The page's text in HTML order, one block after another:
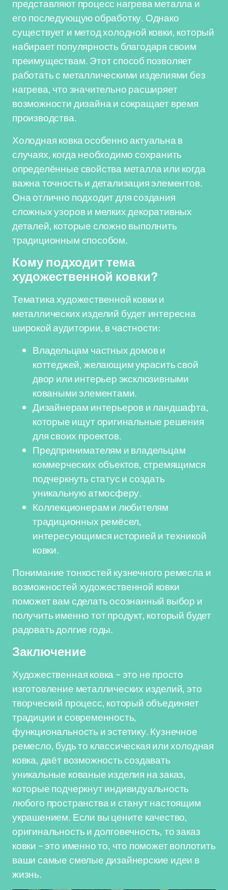
представляют процесс нагрева металла и
его последующую обработку. Однако
существует и метод холодной ковки, который
набирает популярность благодаря своим
преимуществам. Этот способ позволяет
работать с металлическими изделиями без
нагрева, что значительно расширяет
возможности дизайна и сокращает время
производства.
Холодная ковка особенно актуальна в
случаях, когда необходимо сохранить
определённые свойства металла или когда
важна точность и детализация элементов.
Она отлично подходит для создания
сложных узоров и мелких декоративных
деталей, которые сложно выполнить
традиционным способом.
Кому подходит тема
художественной ковки?
Тематика художественной ковки и
металлических изделий будет интересна
широкой аудитории, в частности:
Владельцам частных домов и
коттеджей, желающим украсить свой
двор или интерьер эксклюзивными
коваными элементами.
Дизайнерам интерьеров и ландшафта,
которые ищут оригинальные решения
для своих проектов.
Предпринимателям и владельцам
коммерческих объектов, стремящимся
подчеркнуть статус и создать
уникальную атмосферу.
Коллекционерам и любителям
традиционных ремёсел,
интересующимся историей и техникой
ковки.
Понимание тонкостей кузнечного ремесла и
возможностей художественной ковки
поможет вам сделать осознанный выбор и
получить именно тот продукт, который будет
радовать долгие годы.
Заключение
Художественная ковка – это не просто
изготовление металлических изделий, это
творческий процесс, который объединяет
традиции и современность,
функциональность и эстетику. Кузнечное
ремесло, будь то классическая или холодная
ковка, даёт возможность создавать
уникальные кованые изделия на заказ,
которые подчеркнут индивидуальность
любого пространства и станут настоящим
украшением. Если вы цените качество,
оригинальность и долговечность, то заказ
ковки – это именно то, что поможет воплотить
ваши самые смелые дизайнерские идеи в
жизнь.